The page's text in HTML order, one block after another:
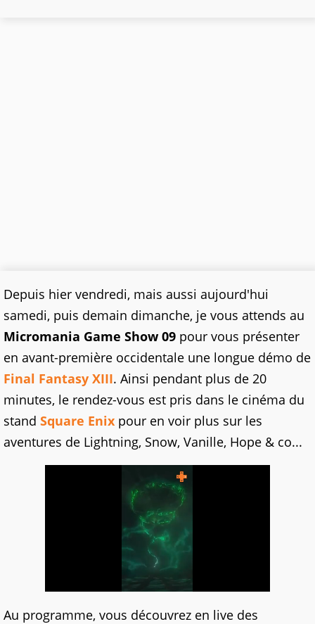
Depuis hier vendredi, mais aussi aujourd'hui
samedi, puis demain dimanche, je vous attends au
Micromania Game Show 09 pour vous présenter
en avant-première occidentale une longue démo de
Final Fantasy XIII. Ainsi pendant plus de 20
minutes, le rendez-vous est pris dans le cinéma du
stand Square Enix pour en voir plus sur les
aventures de Lightning, Snow, Vanille, Hope & co...
Au programme, vous découvrez en live des